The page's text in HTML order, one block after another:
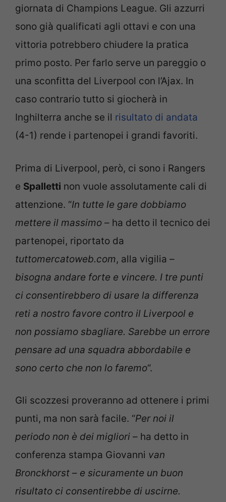
giornata di Champions League. Gli azzurri
sono già qualificati agli ottavi e con una
vittoria potrebbero chiudere la pratica
primo posto. Per farlo serve un pareggio o
una sconfitta del Liverpool con l’Ajax. In
caso contrario tutto si giocherà in
Inghilterra anche se il risultato di andata
(4-1) rende i partenopei i grandi favoriti.
Prima di Liverpool, però, ci sono i Rangers
e Spalletti non vuole assolutamente cali di
attenzione. “In tutte le gare dobbiamo
mettere il massimo – ha detto il tecnico dei
partenopei, riportato da
tuttomercatoweb.com, alla vigilia –
bisogna andare forte e vincere. I tre punti
ci consentirebbero di usare la differenza
reti a nostro favore contro il Liverpool e
non possiamo sbagliare. Sarebbe un errore
pensare ad una squadra abbordabile e
sono certo che non lo faremo“.
Gli scozzesi proveranno ad ottenere i primi
punti, ma non sarà facile. “Per noi il
periodo non è dei migliori – ha detto in
conferenza stampa Giovanni van
Bronckhorst – e sicuramente un buon
risultato ci consentirebbe di uscirne.